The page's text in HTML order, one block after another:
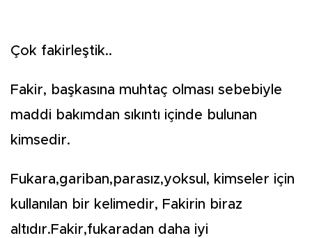
Çok fakirleştik..
Fakir, başkasına muhtaç olması sebebiyle
maddi bakımdan sıkıntı içinde bulunan
kimsedir.
Fukara,gariban,parasız,yoksul, kimseler için
kullanılan bir kelimedir, Fakirin biraz
altıdır.Fakir,fukaradan daha iyi